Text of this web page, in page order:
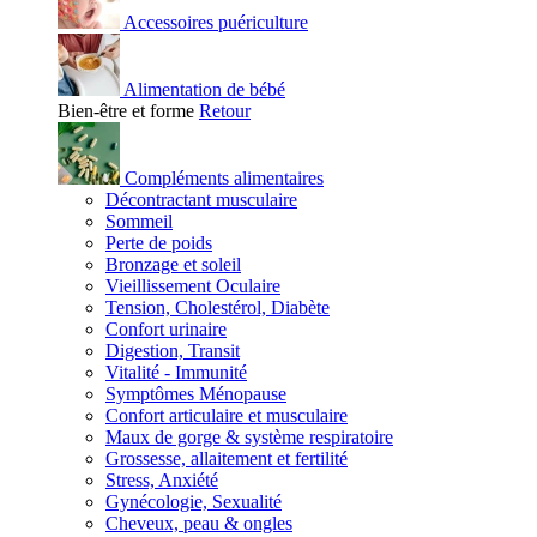
Accessoires puériculture
Alimentation de bébé
Bien-être et forme Retour
Compléments alimentaires
Décontractant musculaire
Sommeil
Perte de poids
Bronzage et soleil
Vieillissement Oculaire
Tension, Cholestérol, Diabète
Confort urinaire
Digestion, Transit
Vitalité - Immunité
Symptômes Ménopause
Confort articulaire et musculaire
Maux de gorge & système respiratoire
Grossesse, allaitement et fertilité
Stress, Anxiété
Gynécologie, Sexualité
Cheveux, peau & ongles